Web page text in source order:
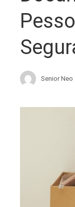
Senior Neo